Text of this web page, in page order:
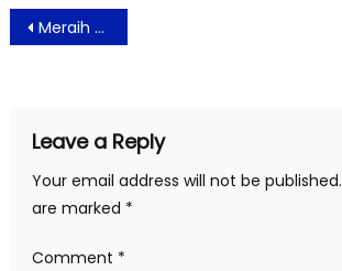
Post
navigation
Meraih keuntungan dari Potensi Jaringan Telekomunikasi Analog Switch Off
Leave a Reply
Your email address will not be published.
are marked *
Comment *